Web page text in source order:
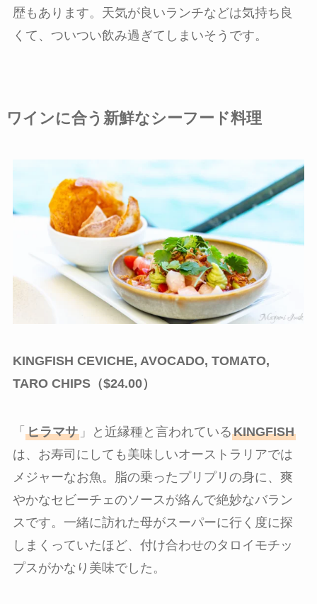
歴もあります。天気が良いランチなどは気持ち良
くて、ついつい飲み過ぎてしまいそうです。
ワインに合う新鮮なシーフード料理
KINGFISH CEVICHE, AVOCADO, TOMATO,
TARO CHIPS（$24.00）
「 ヒラマサ」と近縁種と言われているKINGFISH
は、お寿司にしても美味しいオーストラリアでは
メジャーなお魚。脂の乗ったプリプリの身に、爽
やかなセビーチェのソースが絡んで絶妙なバラン
スです。一緒に訪れた母がスーパーに行く度に探
しまくっていたほど、付け合わせのタロイモチッ
プスがかなり美味でした。